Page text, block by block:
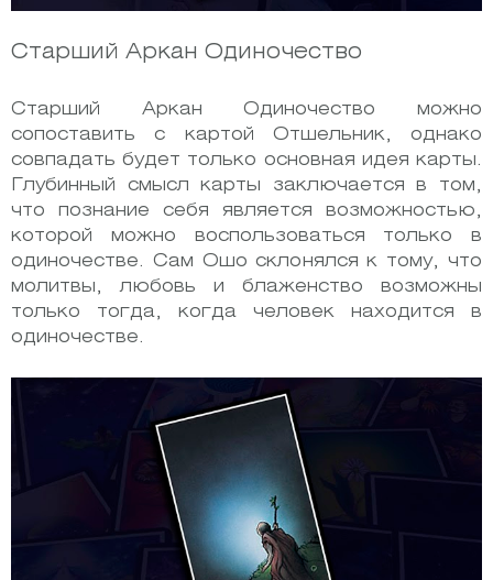
Старший Аркан Одиночество
Старший Аркан Одиночество можно
сопоставить с картой Отшельник, однако
совпадать будет только основная идея карты.
Глубинный смысл карты заключается в том,
что познание себя является возможностью,
которой можно воспользоваться только в
одиночестве. Сам Ошо склонялся к тому, что
молитвы, любовь и блаженство возможны
только тогда, когда человек находится в
одиночестве.